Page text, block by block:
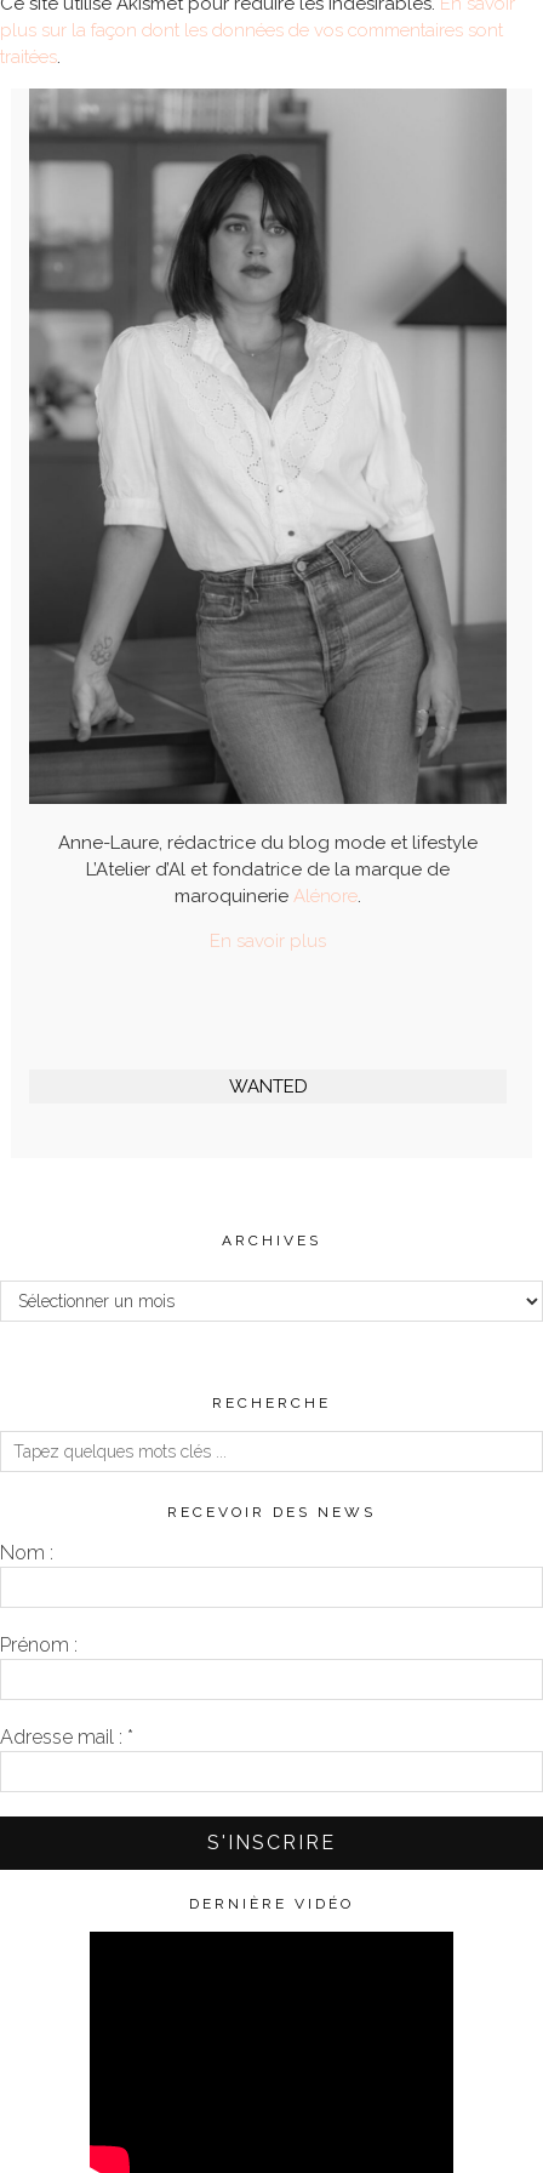
plus sur la façon dont les données de vos commentaires sont
traitées.
Anne-Laure, rédactrice du blog mode et lifestyle
L’Atelier d’Al et fondatrice de la marque de
maroquinerie Alénore.
En savoir plus
WANTED
ARCHIVES
Archives
RECHERCHE
RECEVOIR DES NEWS
Nom :
Prénom :
Adresse mail : *
DERNIÈRE VIDÉO